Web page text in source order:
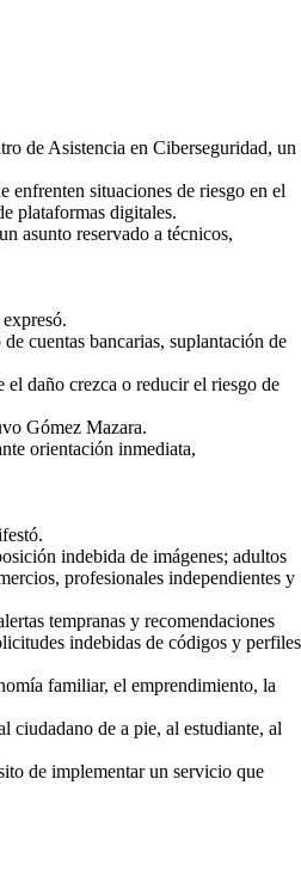
de Asistencia en Ciberseguridad, un
situaciones de riesgo en el
plataformas digitales.
asunto reservado a técnicos,
cuentas bancarias, suplantación de
el daño crezca o reducir el riesgo de
Gómez Mazara.
orientación inmediata,
indebida de imágenes; adultos
profesionales independientes y
tempranas y recomendaciones
indebidas de códigos y perfiles
familiar, el emprendimiento, la
ciudadano de a pie, al estudiante, al
de implementar un servicio que